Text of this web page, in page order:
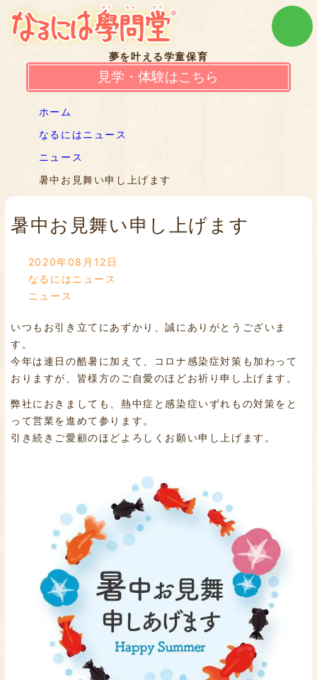
夢を叶える学童保育
見学・体験はこちら
ホーム
なるにはニュース
ニュース
暑中お見舞い申し上げます
暑中お見舞い申し上げます
2020年08月12日
なるにはニュース
ニュース
いつもお引き立てにあずかり、誠にありがとうございま
す。
今年は連日の酷暑に加えて、コロナ感染症対策も加わって
おりますが、皆様方のご自愛のほどお祈り申し上げます。
弊社におきましても、熱中症と感染症いずれもの対策をと
って営業を進めて参ります。
引き続きご愛顧のほどよろしくお願い申し上げます。